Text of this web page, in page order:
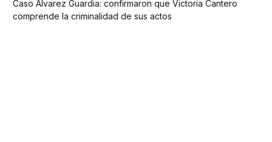
Caso Álvarez Guardia: confirmaron que Victoria Cantero
comprende la criminalidad de sus actos